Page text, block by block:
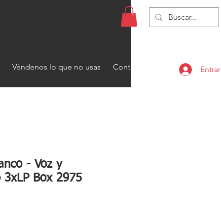
Véndenos lo que no usas Contacto Entrar
- Voz y
3xLP Box 2975